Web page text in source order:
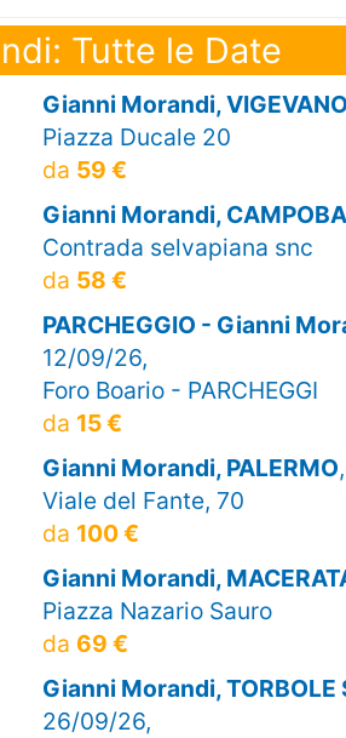
Tutte le Date
Gianni Morandi, VIGEVANO
Piazza Ducale 20
da 59 €
Gianni Morandi,
Contrada selvapiana snc
da 58 €
PARCHEGGIO - Gianni
12/09/26,
Foro Boario - PARCHEGGI
da 15 €
Gianni Morandi, PALERMO
Viale del Fante, 70
da 100 €
Gianni Morandi,
Piazza Nazario Sauro
da 69 €
Gianni Morandi, TORBOLE
26/09/26,